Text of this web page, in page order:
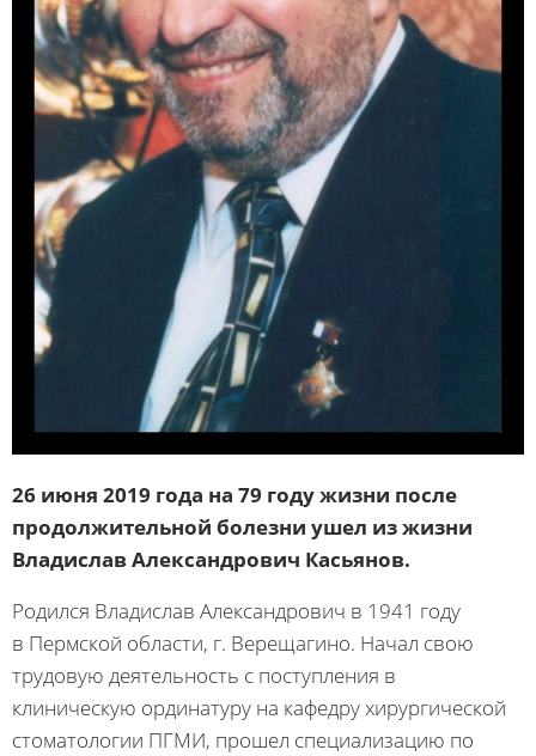
26 июня 2019 года на 79 году жизни после
продолжительной болезни ушел из жизни
Владислав Александрович Касьянов.
Родился Владислав Александрович в 1941 году
в Пермской области, г. Верещагино. Начал свою
трудовую деятельность с поступления в
клиническую ординатуру на кафедру хирургической
стоматологии ПГМИ, прошел специализацию по